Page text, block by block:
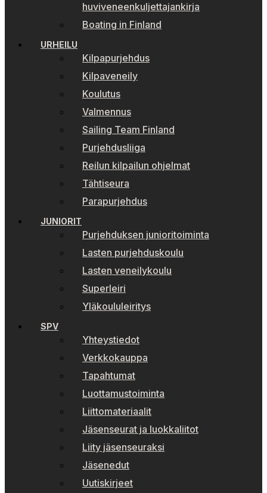
huviveneenkuljettajankirja
Boating in Finland
URHEILU
Kilpapurjehdus
Kilpaveneily
Koulutus
Valmennus
Sailing Team Finland
Purjehdusliiga
Reilun kilpailun ohjelmat
Tähtiseura
Parapurjehdus
JUNIORIT
Purjehduksen junioritoiminta
Lasten purjehduskoulu
Lasten veneilykoulu
Superleiri
Yläkoululeiritys
SPV
Yhteystiedot
Verkkokauppa
Tapahtumat
Luottamustoiminta
Liittomateriaalit
Jäsenseurat ja luokkaliitot
Liity jäsenseuraksi
Jäsenedut
Uutiskirjeet